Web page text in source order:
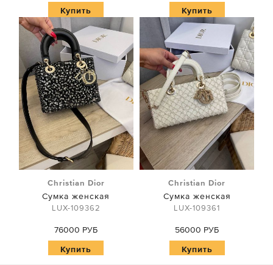
Купить
Купить
Christian Dior
Сумка женская
LUX-109362
76000 РУБ
Купить
Christian Dior
Сумка женская
LUX-109361
56000 РУБ
Купить